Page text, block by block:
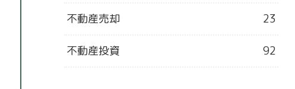
不動産売却 23
不動産投資 92